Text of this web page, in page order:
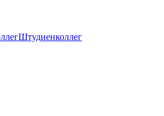
Штудиенколлег